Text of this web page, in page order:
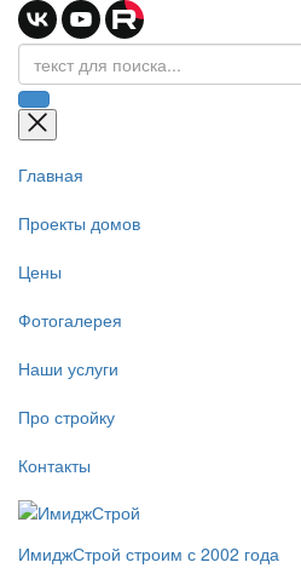
Главная
Проекты домов
Цены
Фотогалерея
Наши услуги
Про стройку
Контакты
ИмиджСтрой строим с 2002 года